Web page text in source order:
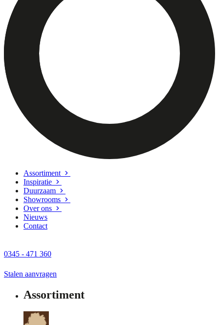
Assortiment
Inspiratie
Duurzaam
Showrooms
Over ons
Nieuws
Contact
0345 - 471 360
Stalen aanvragen
Assortiment